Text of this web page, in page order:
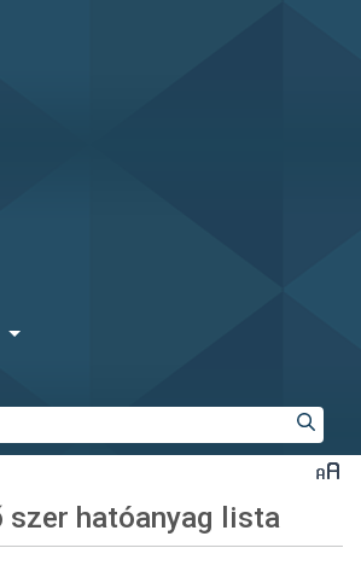
szer hatóanyag lista